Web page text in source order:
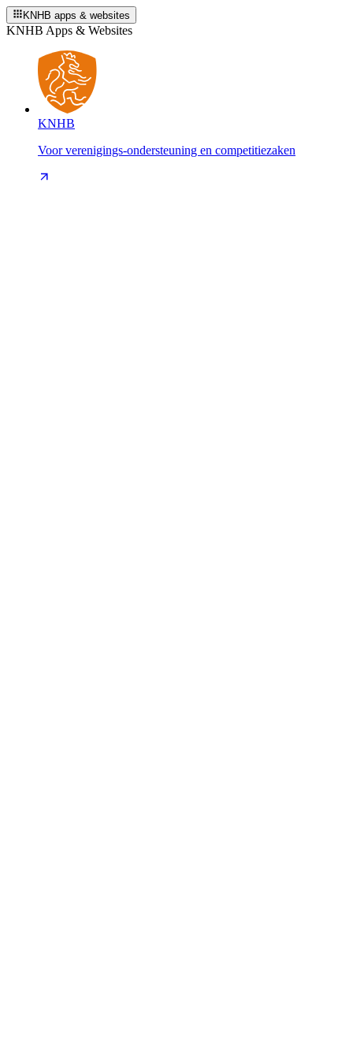
KNHB apps & websites
KNHB Apps & Websites
KNHB
Voor verenigings-ondersteuning en competitiezaken